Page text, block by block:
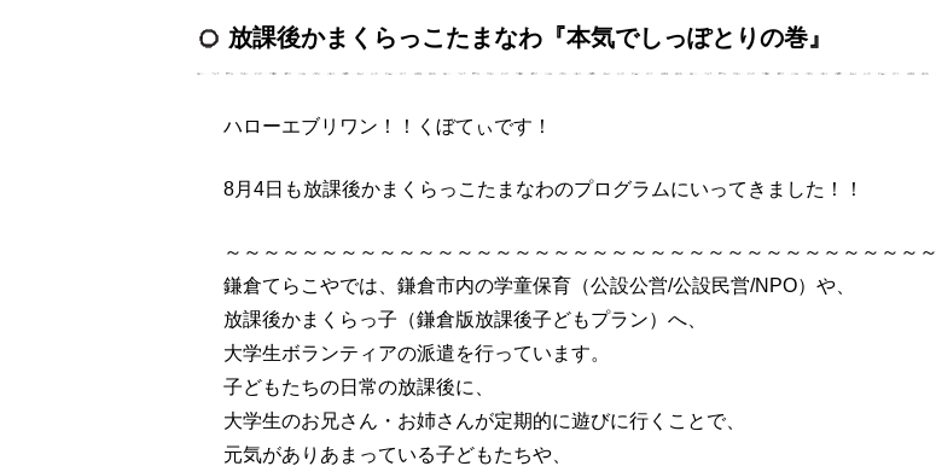
放課後かまくらっこたまなわ『本気でしっぽとりの巻』
ハローエブリワン！！くぼてぃです！
8月4日も放課後かまくらっこたまなわのプログラムにいってきました！！
～～～～～～～～～～～～～～～～～～～～～～～～～～～～～～～～～～～～～
鎌倉てらこやでは、鎌倉市内の学童保育（公設公営/公設民営/NPO）や、
放課後かまくらっ子（鎌倉版放課後子どもプラン）へ、
大学生ボランティアの派遣を行っています。
子どもたちの日常の放課後に、
大学生のお兄さん・お姉さんが定期的に遊びに行くことで、
元気がありあまっている子どもたちや、